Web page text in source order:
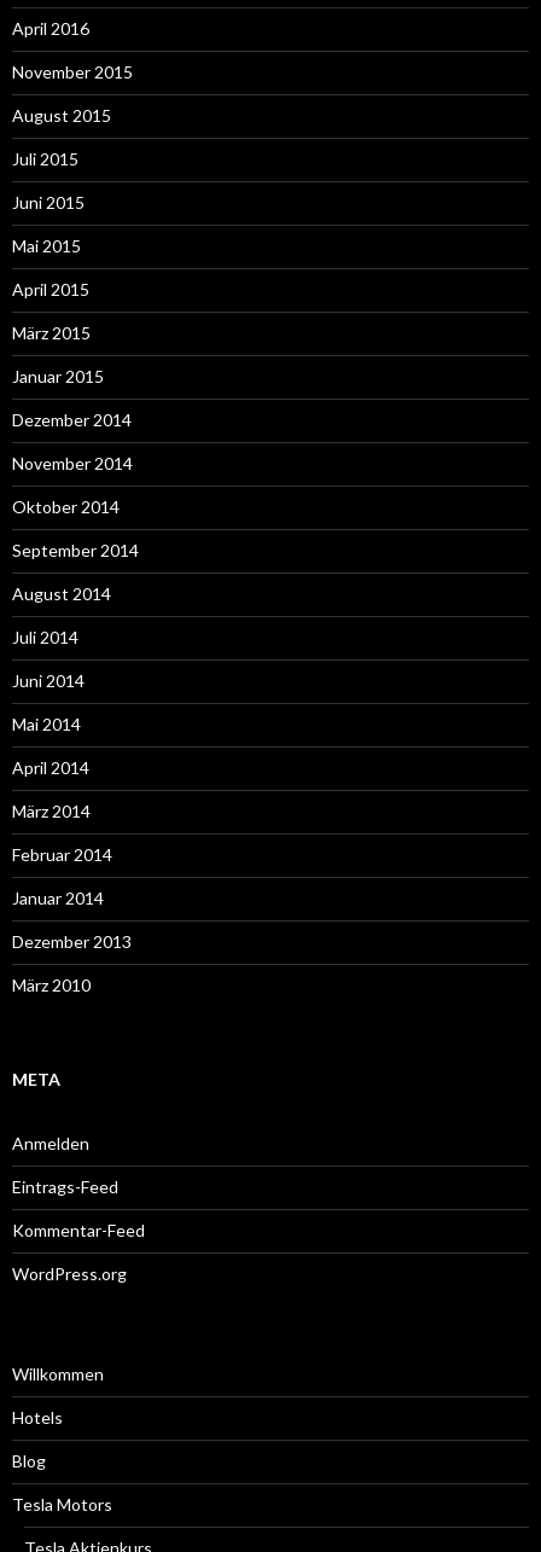
April 2016
November 2015
August 2015
Juli 2015
Juni 2015
Mai 2015
April 2015
März 2015
Januar 2015
Dezember 2014
November 2014
Oktober 2014
September 2014
August 2014
Juli 2014
Juni 2014
Mai 2014
April 2014
März 2014
Februar 2014
Januar 2014
Dezember 2013
März 2010
META
Anmelden
Eintrags-Feed
Kommentar-Feed
WordPress.org
Willkommen
Hotels
Blog
Tesla Motors
Tesla Aktienkurs